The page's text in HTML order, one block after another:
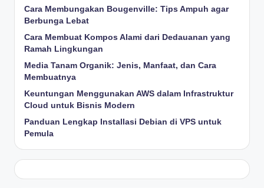
Cara Membungakan Bougenville: Tips Ampuh agar
Berbunga Lebat
Cara Membuat Kompos Alami dari Dedauanan yang
Ramah Lingkungan
Media Tanam Organik: Jenis, Manfaat, dan Cara
Membuatnya
Keuntungan Menggunakan AWS dalam Infrastruktur
Cloud untuk Bisnis Modern
Panduan Lengkap Installasi Debian di VPS untuk
Pemula